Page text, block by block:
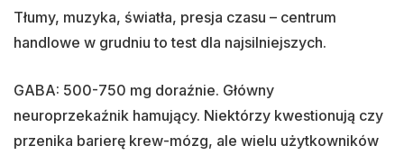
Tłumy, muzyka, światła, presja czasu – centrum
handlowe w grudniu to test dla najsilniejszych.
GABA: 500-750 mg doraźnie. Główny
neuroprzekaźnik hamujący. Niektórzy kwestionują czy
przenika barierę krew-mózg, ale wielu użytkowników